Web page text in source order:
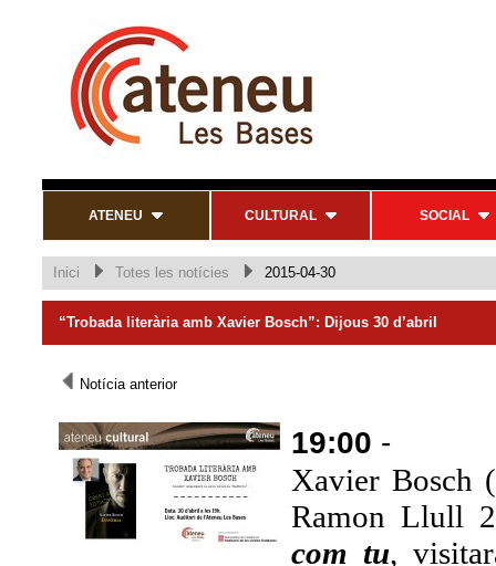
ATENEU CULTURAL SOCIAL
Inici Totes les notícies 2015-04-30
“Trobada literària amb Xavier Bosch”: Dijous 30 d’abril
Notícia anterior
19:00 -
Xavier Bosch
Ramon Llull
com tu,